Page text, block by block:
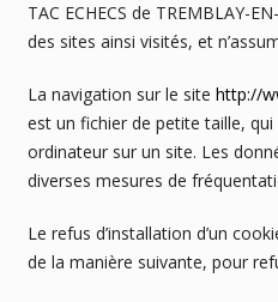
TAC ECHECS de TREMBLAY-
des sites ainsi visités, et
La navigation sur le site http://
est un fichier de petite taille, qui
ordinateur sur un site. Les
diverses mesures de
Le refus d’installation d’un
de la manière suivante, pour